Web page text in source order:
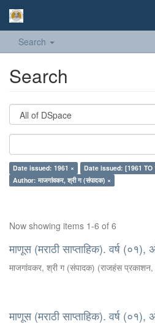
Search
Search
Date issued: 1961 × Date issued: [1961 TO
Author: माजगांवकर, श्री ग (संपादक) ×
Now showing items 1-6 of 6
माणूस (मराठी साप्ताहिक). वर्ष
माजगांवकर, श्री ग (संपादक) (राजहंस
माणूस (मराठी साप्ताहिक). वर्ष